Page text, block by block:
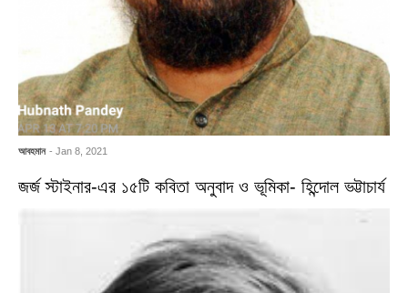
আবহমান - Jan 8, 2021
জর্জ স্টাইনার-এর ১৫টি কবিতা অনুবাদ ও ভূমিকা- হিন্দোল ভট্টাচার্য